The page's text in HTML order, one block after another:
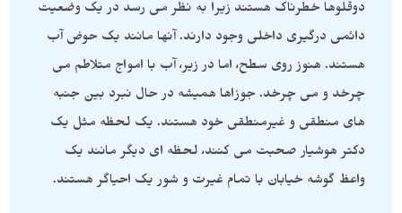
دوقلوها خطرناک هستند زیرا به نظر می رسد در یک وضعیت
دائمی درگیری داخلی وجود دارند. آنها مانند یک حوض آب
هستند. هنوز روی سطح، اما در زیر، آب با امواج متلاطم می
چرخد ​​و می چرخد. جوزاها همیشه در حال نبرد بین جنبه
های منطقی و غیرمنطقی خود هستند. یک لحظه مثل یک
دکتر هوشیار صحبت می کنند، لحظه ای دیگر مانند یک
واعظ گوشه خیابان با تمام غیرت و شور یک احیاگر هستند.